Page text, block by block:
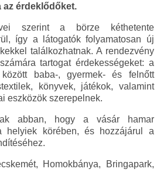
az érdeklődőket.
szerint a börze kéthetente
így a látogatók folyamatosan új
találkozhatnak. A rendezvény
tartogat érdekességeket: a
baba-, gyermek- és felnőtt
könyvek, játékok, valamint
eszközök szerepelnek.
abban, hogy a vásár hamar
helyiek körében, és hozzájárul a
Homokbánya, Bringapark,